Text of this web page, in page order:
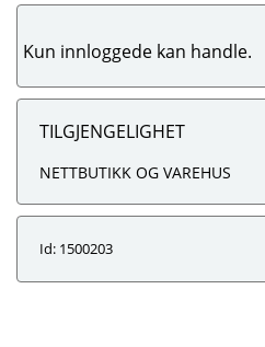
Kun innloggede kan handle.
TILGJENGELIGHET
NETTBUTIKK OG VAREHUS
Id: 1500203